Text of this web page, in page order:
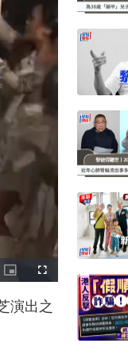
P
i
u
r
F
u
s
c
演出之